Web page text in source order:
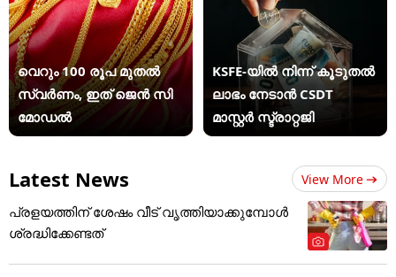
വെറും 100 രൂപ മുതല്‍
സ്വർണം, ഇത് ജെൻ സി
മോഡൽ
KSFE-യില്‍ നിന്ന് കൂടുതല്‍
ലാഭം നേടാന്‍ CSDT
മാസ്റ്റര്‍ സ്ട്രാറ്റജി
Latest News View More
പ്രളയത്തിന് ശേഷം വീട് വൃത്തിയാക്കുമ്പോൾ
ശ്രദ്ധിക്കേണ്ടത്